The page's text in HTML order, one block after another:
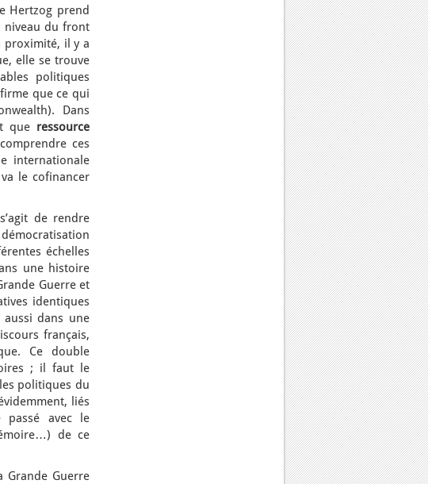
Hertzog prend
niveau du front
proximité, il y a
elle se trouve
politiques
que ce qui
Dans
que ressource
ces
internationale
le cofinancer
de rendre
échelles
une histoire
Guerre et
identiques
dans une
français,
Ce double
; il faut le
politiques du
liés
avec le
de ce
Grande Guerre